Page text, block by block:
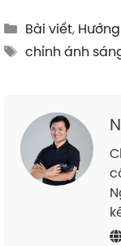
Categories
Bài viết,
Tags
chỉnh ánh